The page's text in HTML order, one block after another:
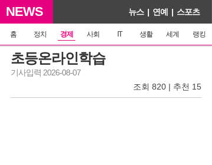
NEWS 뉴스 | 연예 | 스포츠
홈 정치 경제 사회 IT 생활 세계 랭킹
초등온라인학습
기사입력 2026-08-07
조회 820 | 추천 15